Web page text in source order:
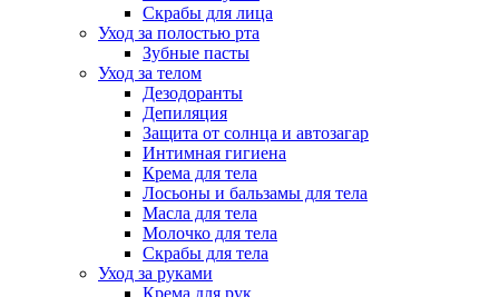
Скрабы для лица
Уход за полостью рта
Зубные пасты
Уход за телом
Дезодоранты
Депиляция
Защита от солнца и автозагар
Интимная гигиена
Крема для тела
Лосьоны и бальзамы для тела
Масла для тела
Молочко для тела
Скрабы для тела
Уход за руками
Крема для рук